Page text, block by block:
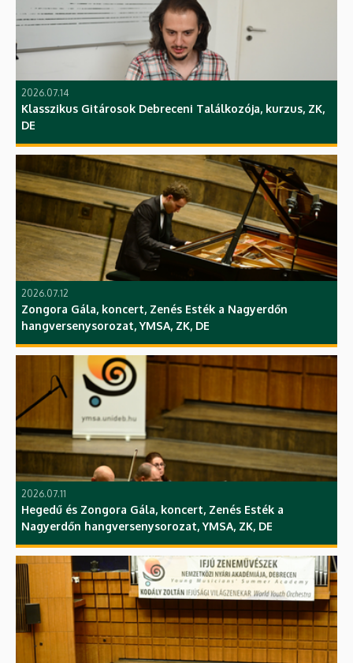
2026.07.14
Klasszikus Gitárosok Debreceni Találkozója, kurzus, ZK,
DE
2026.07.12
Zongora Gála, koncert, Zenés Esték a Nagyerdőn
hangversenysorozat, YMSA, ZK, DE
2026.07.11
Hegedű és Zongora Gála, koncert, Zenés Esték a
Nagyerdőn hangversenysorozat, YMSA, ZK, DE